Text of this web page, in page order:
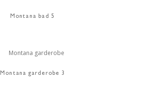
Montana bad 5
Montana garderobe 3